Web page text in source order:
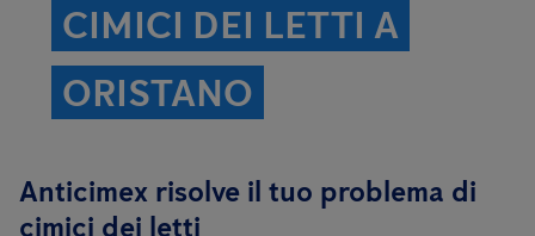
CIMICI DEI LETTI A
ORISTANO
Anticimex risolve il tuo problema di
cimici dei letti